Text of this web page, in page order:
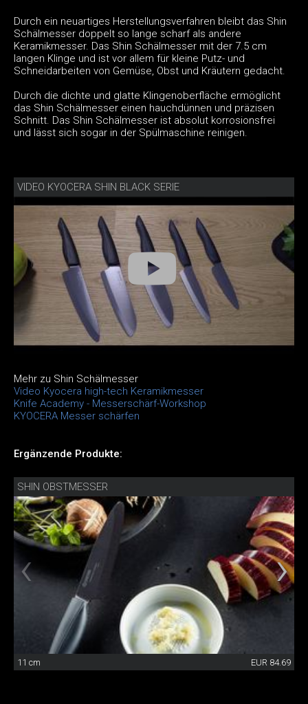
Durch ein neuartiges Herstellungsverfahren bleibt das Shin
Schälmesser doppelt so lange scharf als andere
Keramikmesser. Das Shin Schälmesser mit der 7.5 cm
langen Klinge und ist vor allem für kleine Putz- und
Schneidarbeiten von Gemüse, Obst und Kräutern gedacht.
Durch die dichte und glatte Klingenoberfläche ermöglicht
das Shin Schälmesser einen hauchdünnen und präzisen
Schnitt. Das Shin Schälmesser ist absolut korrosionsfrei
und lässt sich sogar in der Spülmaschine reinigen.
VIDEO KYOCERA SHIN BLACK SERIE
Mehr zu Shin Schälmesser
Video Kyocera high-tech Keramikmesser
Knife Academy - Messerschärf-Workshop
KYOCERA Messer schärfen
Ergänzende Produkte:
SHIN OBSTMESSER
11 cm EUR 84.69